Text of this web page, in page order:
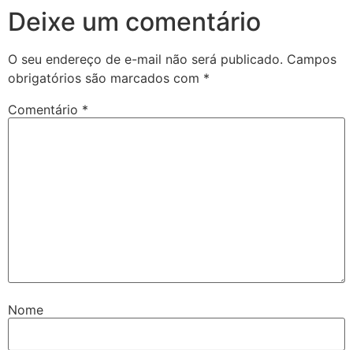
Deixe um comentário
O seu endereço de e-mail não será publicado. Campos
obrigatórios são marcados com *
Comentário *
Nome